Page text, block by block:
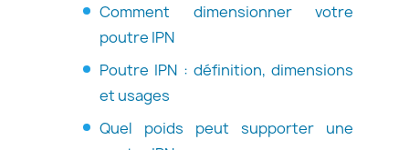
Comment dimensionner votre
poutre IPN
Poutre IPN : définition, dimensions
et usages
Quel poids peut supporter une